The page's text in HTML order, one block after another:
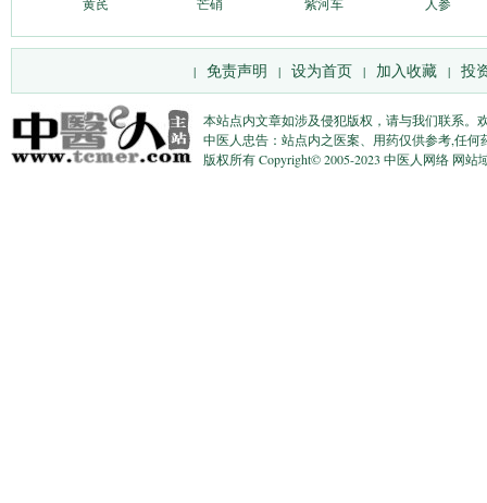
| 免责声明 | 设为首页 | 加入收藏 | 投
本站点内文章如涉及侵犯版权，请与我们联系。
中医人忠告：站点内之医案、用药仅供参考,任
版权所有 Copyright© 2005-2023 中医人网络 网站